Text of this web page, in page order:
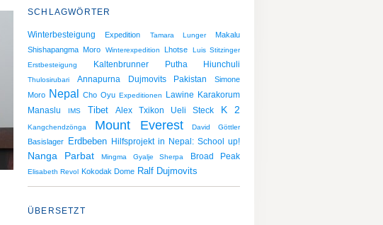
SCHLAGWÖRTER
Winterbesteigung Expedition Tamara Lunger
Makalu
Shishapangma Moro Winterexpedition Lhotse
Luis Stitzinger
Erstbesteigung
Kaltenbrunner Putha Hiunchuli
Thulosirubari Annapurna Dujmovits Pakistan
Simone
Moro Nepal Cho Oyu Expeditionen Lawine Karakorum
Manaslu
IMS Tibet Alex Txikon Ueli Steck K 2
Kangchendzönga Mount Everest David Göttler
Basislager Erdbeben Hilfsprojekt in Nepal: School up!
Nanga Parbat Mingma Gyalje Sherpa Broad Peak
Elisabeth Revol Kokodak Dome Ralf Dujmovits
ÜBERSETZT